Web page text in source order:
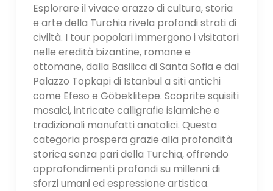
Esplorare il vivace arazzo di cultura, storia
e arte della Turchia rivela profondi strati di
civiltà. I tour popolari immergono i visitatori
nelle eredità bizantine, romane e
ottomane, dalla Basilica di Santa Sofia e dal
Palazzo Topkapi di Istanbul a siti antichi
come Efeso e Göbeklitepe. Scoprite squisiti
mosaici, intricate calligrafie islamiche e
tradizionali manufatti anatolici. Questa
categoria prospera grazie alla profondità
storica senza pari della Turchia, offrendo
approfondimenti profondi su millenni di
sforzi umani ed espressione artistica.